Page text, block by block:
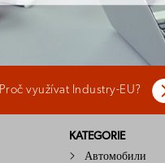
Proč využívat Industry-EU?
KATEGORIE
Автомобили